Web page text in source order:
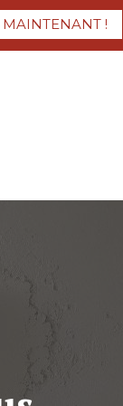
MAINTENANT !